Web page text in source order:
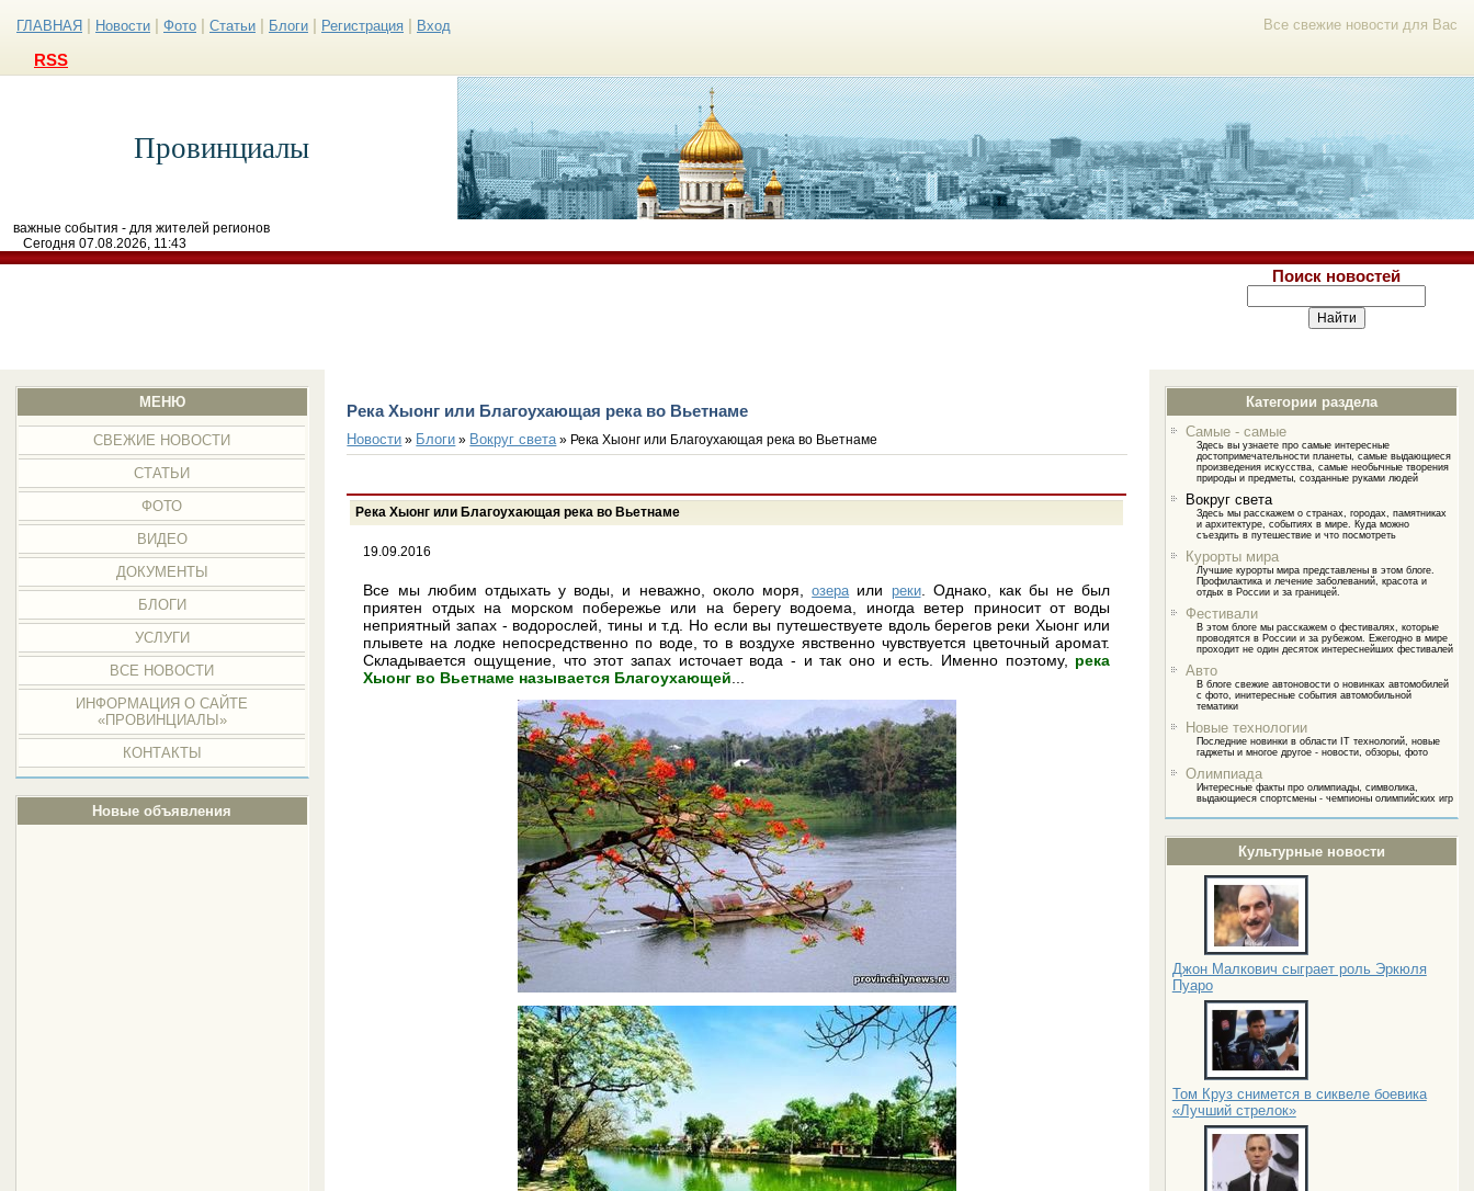
Все свежие новости для Вас
ГЛАВНАЯ Новости Фото Статьи Блоги Регистрация Вход
RSS
Провинциалы
важные события - для жителей регионов
Сегодня 07.08.2026, 11:43
Поиск новостей
МЕНЮ
СВЕЖИЕ НОВОСТИ
СТАТЬИ
ФОТО
ВИДЕО
ДОКУМЕНТЫ
БЛОГИ
УСЛУГИ
ВСЕ НОВОСТИ
ИНФОРМАЦИЯ О САЙТЕ
«ПРОВИНЦИАЛЫ»
КОНТАКТЫ
Новые объявления
Категории раздела
Самые - самые
Здесь вы узнаете про самые интересные
достопримечательности планеты, самые выдающиеся
произведения искусства, самые необычные творения
природы и предметы, созданные руками людей
Вокруг света
Здесь мы расскажем о странах, городах, памятниках
и архитектуре, событиях в мире. Куда можно
съездить в путешествие и что посмотреть
Курорты мира
Лучшие курорты мира представлены в этом блоге.
Профилактика и лечение заболеваний, красота и
отдых в России и за границей.
Фестивали
В этом блоге мы расскажем о фестивалях, которые
проводятся в России и за рубежом. Ежегодно в мире
проходит не один десяток интереснейших фестивалей
Авто
В блоге свежие автоновости о новинках автомобилей
с фото, инитересные события автомобильной
тематики
Новые технологии
Последние новинки в области IT технологий, новые
гаджеты и многое другое - новости, обзоры, фото
Олимпиада
Интересные факты про олимпиады, символика,
выдающиеся спортсмены - чемпионы олимпийских игр
Культурные новости
Джон Малкович сыграет роль Эркюля
Пуаро
Том Круз снимется в сиквеле боевика
«Лучший стрелок»
Река Хыонг или Благоухающая река во Вьетнаме
Новости » Блоги » Вокруг света » Река Хыонг или Благоухающая река во Вьетнаме
Река Хыонг или Благоухающая река во Вьетнаме
19.09.2016
Все мы любим отдыхать у воды, и неважно, около моря,озера или реки. Однако, как бы не был
приятен отдых на морском побережье или на берегу водоема, иногда ветер приносит от воды
неприятный запах - водорослей, тины и т.д. Но если вы путешествуете вдоль берегов реки Хыонг или
плывете на лодке непосредственно по воде, то в воздухе явственно чувствуется цветочный аромат.
Складывается ощущение, что этот запах источает вода - и так оно и есть. Именно поэтому, река
Хыонг во Вьетнаме называется Благоухающей